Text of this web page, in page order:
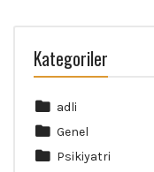
Kategoriler
adli
Genel
Psikiyatri